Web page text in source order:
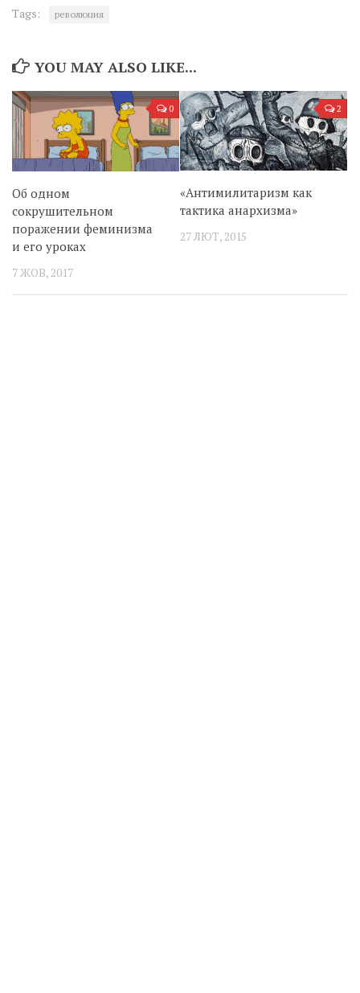
Tags: революция
YOU MAY ALSO LIKE...
0
Об одном
сокрушительном
поражении феминизма
и его уроках
7 ЖОВ, 2017
2
«Антимилитаризм как
тактика анархизма»
27 ЛЮТ, 2015